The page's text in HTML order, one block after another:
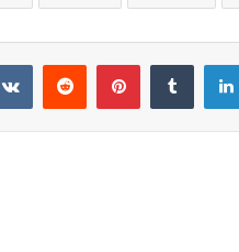
لينكدإن بينتيريست